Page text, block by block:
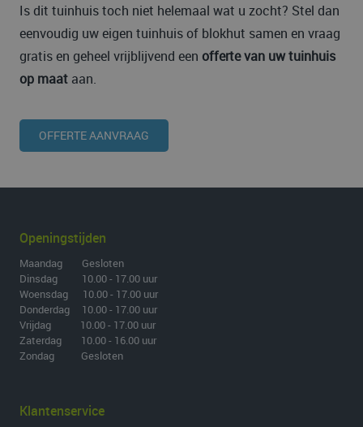
Is dit tuinhuis toch niet helemaal wat u zocht? Stel dan
eenvoudig uw eigen tuinhuis of blokhut samen en vraag
gratis en geheel vrijblijvend een offerte van uw tuinhuis
op maat aan.
OFFERTE AANVRAAG
Openingstijden
Maandag Gesloten
Dinsdag 10.00 - 17.00 uur
Woensdag 10.00 - 17.00 uur
Donderdag 10.00 - 17.00 uur
Vrijdag 10.00 - 17.00 uur
Zaterdag 10.00 - 16.00 uur
Zondag Gesloten
Klantenservice